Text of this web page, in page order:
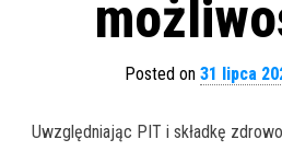
Posted on 31 lipca
Uwzględniając PIT i składkę